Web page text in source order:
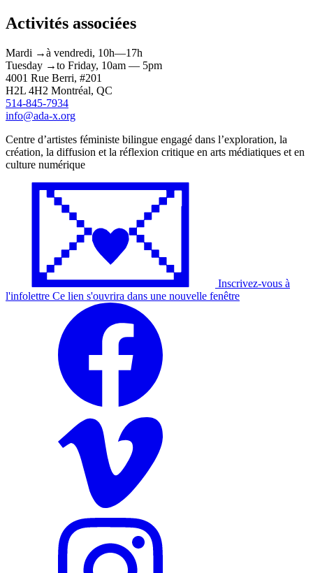
Activités associées
Mardi →à vendredi, 10h—17h
Tuesday →to Friday, 10am — 5pm
4001 Rue Berri, #201
H2L 4H2 Montréal, QC
514-845-7934
info@ada-x.org
Centre d’artistes féministe bilingue engagé dans l’exploration, la
création, la diffusion et la réflexion critique en arts médiatiques et en
culture numérique
Inscrivez-vous à
l'infolettre Ce lien s'ouvrira dans une nouvelle fenêtre